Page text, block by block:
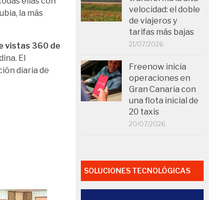
la más
vistas 360 de
El
diaria de
velocidad: el doble
de viajeros y
tarifas más bajas
21/07/2026
Freenow inicia
operaciones en
Gran Canaria con
una flota inicial de
20 taxis
20/07/2026
SOLUCIONES TECNOLÓGICAS